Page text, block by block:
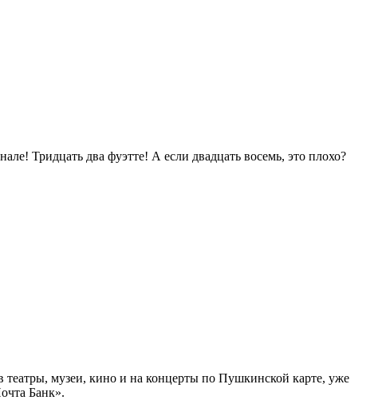
Тридцать два фуэтте! А если двадцать восемь, это плохо?
музеи, кино и на концерты по Пушкинской карте, уже
Банк».